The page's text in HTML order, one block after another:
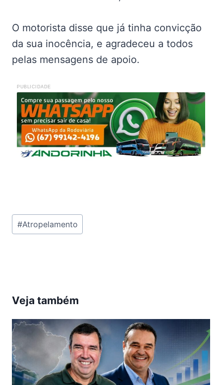
O motorista disse que já tinha convicção
da sua inocência, e agradeceu a todos
pelas mensagens de apoio.
PUBLICIDADE
Tags
do
#Atropelamento
Veja também